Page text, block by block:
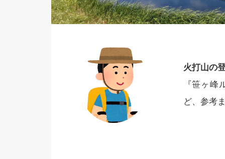
火打山の
『笹ヶ
ど、参考